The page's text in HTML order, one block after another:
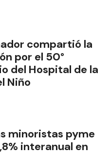
compartió la
por el 50°
del Hospital de la
Niño
minoristas pyme
interanual en